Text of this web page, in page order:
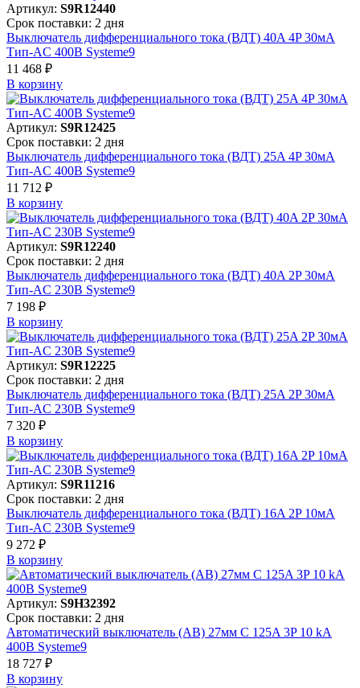
Артикул: S9R12440
Срок поставки: 2 дня
Выключатель дифференциального тока (ВДТ) 40A 4P 30мА
Тип-AC 400В Systeme9
11 468 ₽
В корзинy
Артикул: S9R12425
Срок поставки: 2 дня
Выключатель дифференциального тока (ВДТ) 25A 4P 30мА
Тип-AC 400В Systeme9
11 712 ₽
В корзинy
Артикул: S9R12240
Срок поставки: 2 дня
Выключатель дифференциального тока (ВДТ) 40A 2P 30мА
Тип-AC 230В Systeme9
7 198 ₽
В корзинy
Артикул: S9R12225
Срок поставки: 2 дня
Выключатель дифференциального тока (ВДТ) 25A 2P 30мА
Тип-AC 230В Systeme9
7 320 ₽
В корзинy
Артикул: S9R11216
Срок поставки: 2 дня
Выключатель дифференциального тока (ВДТ) 16A 2P 10мА
Тип-AC 230В Systeme9
9 272 ₽
В корзинy
Артикул: S9H32392
Срок поставки: 2 дня
Автоматический выключатель (АВ) 27мм C 125A 3P 10 kA
400В Systeme9
18 727 ₽
В корзинy